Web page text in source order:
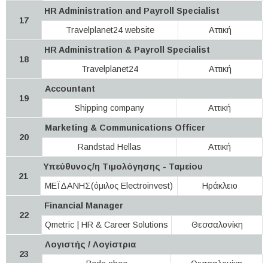
17
HR Administration and Payroll Specialist
Travelplanet24 website
Αττική
18
HR Administration & Payroll Specialist
Travelplanet24
Αττική
19
Accountant
Shipping company
Αττική
20
Marketing & Communications Officer
Randstad Hellas
Αττική
21
Υπεύθυνος/η Τιμολόγησης - Ταμείου
ΜΕΪΔΑΝΗΣ(όμιλος Electroinvest)
Ηράκλειο
22
Financial Manager
Qmetric | HR & Career Solutions
Θεσσαλονίκη
23
Λογιστής / Λογίστρια